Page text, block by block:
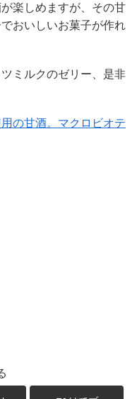
楽しめますが、その甘
おいしいお菓子が作れ
ミルクのゼリー、是非
の甘酒。マクロビオテ